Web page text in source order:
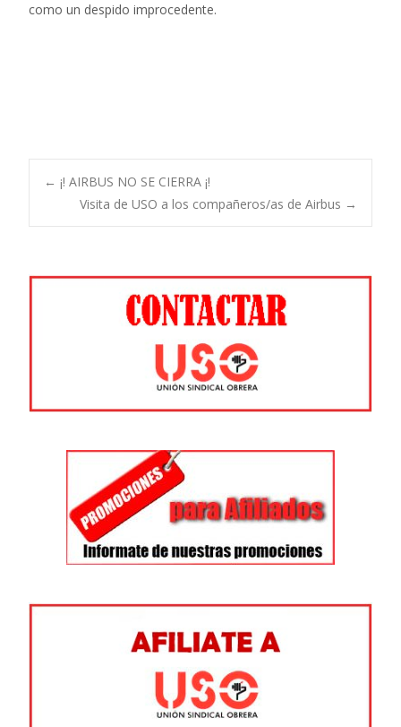
como un despido improcedente.
Navegación
entradas
← ¡! AIRBUS NO SE CIERRA ¡!
Visita de USO a los compañeros/as de Airbus →